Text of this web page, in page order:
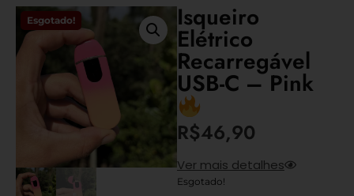
Esgotado! Isqueiro
Elétrico
Recarregável
USB-C – Pink
R$46,90
Ver mais detalhes
Esgotado!